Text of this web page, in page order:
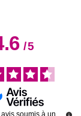
/5
avis soumis à un